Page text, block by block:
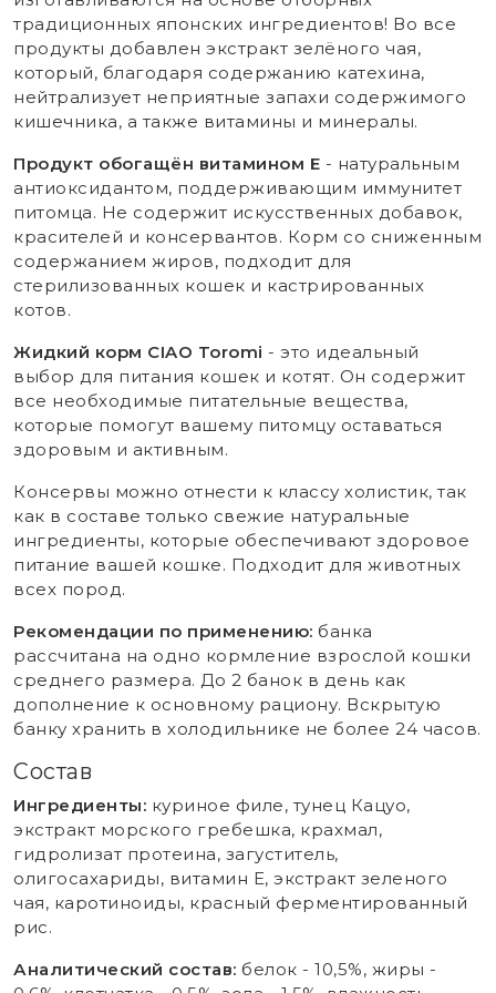
традиционных японских ингредиентов! Во все
продукты добавлен экстракт зелёного чая,
который, благодаря содержанию катехина,
нейтрализует неприятные запахи содержимого
кишечника, а также витамины и минералы.
Продукт обогащён витамином Е - натуральным
антиоксидантом, поддерживающим иммунитет
питомца. Не содержит искусственных добавок,
красителей и консервантов. Корм со сниженным
содержанием жиров, подходит для
стерилизованных кошек и кастрированных
котов.
Жидкий корм CIAO Toromi - это идеальный
выбор для питания кошек и котят. Он содержит
все необходимые питательные вещества,
которые помогут вашему питомцу оставаться
здоровым и активным.
Консервы можно отнести к классу холистик, так
как в составе только свежие натуральные
ингредиенты, которые обеспечивают здоровое
питание вашей кошке. Подходит для животных
всех пород.
Рекомендации по применению: банка
рассчитана на одно кормление взрослой кошки
среднего размера. До 2 банок в день как
дополнение к основному рациону. Вскрытую
банку хранить в холодильнике не более 24 часов.
Состав
Ингредиенты: куриное филе, тунец Кацуо,
экстракт морского гребешка, крахмал,
гидролизат протеина, загуститель,
олигосахариды, витамин Е, экстракт зеленого
чая, каротиноиды, красный ферментированный
рис.
Аналитический состав: белок - 10,5%, жиры -